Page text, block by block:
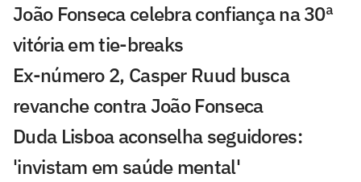
João Fonseca celebra confiança na 30ª
vitória em tie-breaks
Ex-número 2, Casper Ruud busca
revanche contra João Fonseca
Duda Lisboa aconselha seguidores:
'invistam em saúde mental'